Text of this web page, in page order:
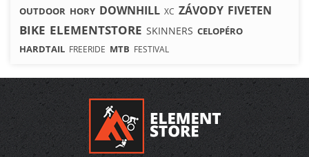
OUTDOOR HORY DOWNHILL XC ZÁVODY FIVETEN
BIKE ELEMENTSTORE SKINNERS CELOPÉRO
HARDTAIL FREERIDE MTB FESTIVAL